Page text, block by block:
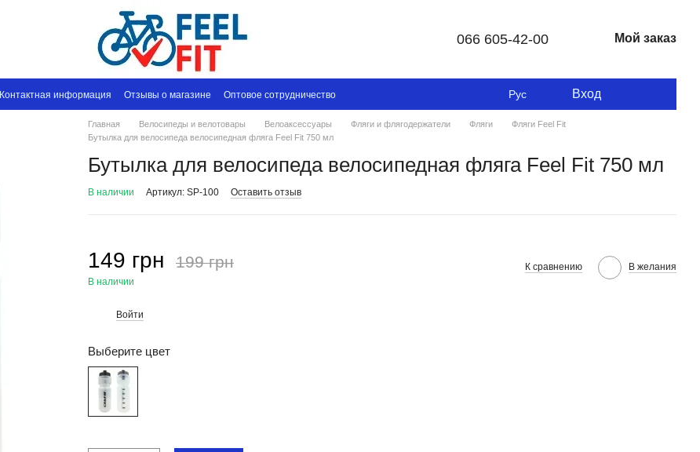
066 605-42-00 Мой заказ
Контактная информация Отзывы о магазине Оптовое сотрудничество Рус Вход
Главная Велосипеды и велотовары Велоаксессуары Фляги и флягодержатели Фляги
Фляги Feel Fit
Бутылка для велосипеда велосипедная фляга Feel Fit 750 мл
Бутылка для велосипеда велосипедная фляга Feel Fit 750 мл
В наличии Артикул: SP-100 Оставить отзыв
149 грн 199 грн
В наличии
К сравнению В желания
Войти
Выберите цвет